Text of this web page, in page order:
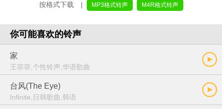
按格式下载 | MP3格式铃声 M4R格式铃声
你可能喜欢的铃声
家
王菲菲,个性铃声,华语歌曲
台风(The Eye)
Infinite,日韩歌曲,韩语